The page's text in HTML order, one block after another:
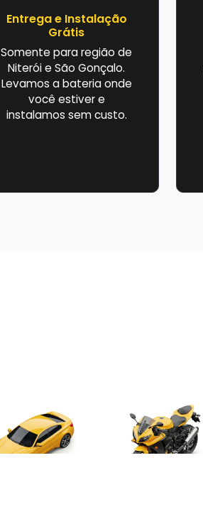
Entrega e Instalação
Grátis
Somente para região de
Niterói e São Gonçalo.
Levamos a bateria onde
você estiver e
instalamos sem custo.